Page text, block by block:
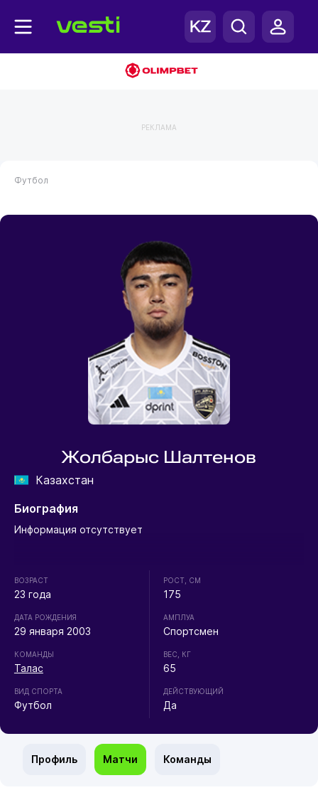
РЕКЛАМА
Футбол
Жолбарыс Шалтенов
Казахстан
Биография
Информация отсутствует
ВОЗРАСТ
23 года
ДАТА РОЖДЕНИЯ
29 января 2003
КОМАНДЫ
Талас
ВИД СПОРТА
Футбол
РОСТ, СМ
175
АМПЛУА
Спортсмен
ВЕС, КГ
65
ДЕЙСТВУЮЩИЙ
Да
Профиль Матчи Команды